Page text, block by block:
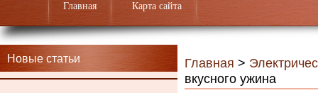
Главная Карта сайта
Новые статьи Главная >
вкусного ужина